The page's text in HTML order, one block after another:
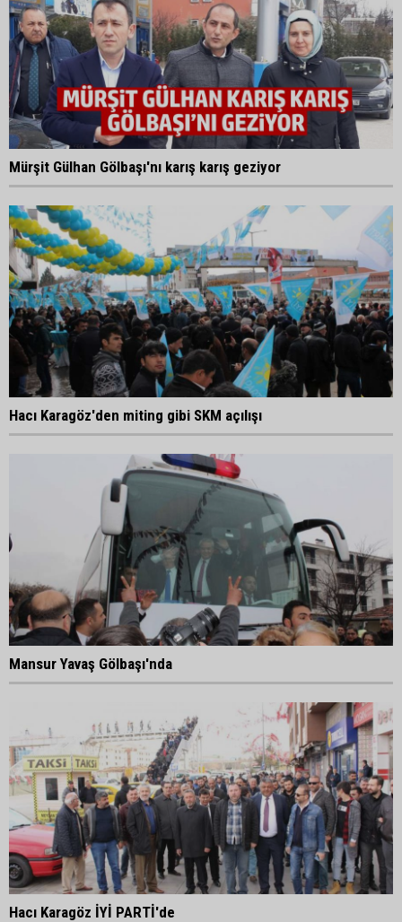
Mürşit Gülhan Gölbaşı'nı karış karış geziyor
Hacı Karagöz'den miting gibi SKM açılışı
Mansur Yavaş Gölbaşı'nda
Hacı Karagöz İYİ PARTİ'de